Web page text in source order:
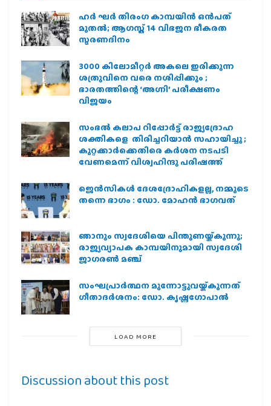
ഹര്‍ ഘര്‍ തിരംഗ കാമ്പയിന്‍ ഒന്‍പത്
മുതല്‍; ആഗസ്ത് 14 വിഭജന ഭീകരത
സ്മരണദിനം
3000 കിലോമീറ്റർ അകലെ ഇരിക്കുന്ന
ശത്രുവിനെ വരെ നശിപ്പിക്കും ;
ഭാരതത്തിന്റെ ‘അഗ്നി’ പരീക്ഷണം
വിജയം
സംഭൽ കലാപ റിപ്പോർട്ട് രാജ്യദ്രോഹ
ശക്തികളെ തിരിച്ചറിയാൻ സഹായിച്ചു ;
കുറ്റക്കാർക്കെതിരെ കർശന നടപടി
വേണമെന്ന് വിശ്വഹിന്ദു പരിഷത്ത്
ജെന്‍സികള്‍ ദേശദ്രോഹികളല്ല, നമ്മുടെ
തന്നെ ഭാഗം : ഡോ. മോഹന്‍ ഭാഗവത്
ഞാനും സ്വദേശിയെ പിന്തുണയ്ക്കുന്നു;
രാജ്യവ്യാപക കാമ്പയിനുമായി സ്വദേശി
ജാഗരണ്‍ മഞ്ച്
സംഘപ്രാര്‍ത്ഥന മുന്നോട്ടുവയ്ക്കുന്നത്
ഗീതാദര്‍ശനം: ഡോ. കൃഷ്ണഗോപാല്‍
LOAD MORE
Discussion about this post